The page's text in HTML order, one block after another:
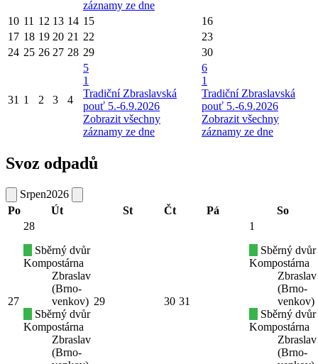
záznamy ze dne
10 11 12 13 14 15
16
17 18 19 20 21 22
23
24 25 26 27 28 29 30
31 1 2 3 4
5
1
Tradiční Zbraslavská
pouť 5.-6.9.2026
Zobrazit všechny
záznamy ze dne
6
1
Tradiční Zbraslavská
pouť 5.-6.9.2026
Zobrazit všechny
záznamy ze dne
Svoz odpadů
Srpen2026
Po
Út St Čt Pá So
27
28
Sběrný dvůr
Kompostárna
Zbraslav
(Brno-
venkov)
Sběrný dvůr
Kompostárna
Zbraslav
(Brno-
29 30 31
1
Sběrný dvůr
Kompostárna
Zbraslav
(Brno-
venkov)
Sběrný dvůr
Kompostárna
Zbraslav
(Brno-